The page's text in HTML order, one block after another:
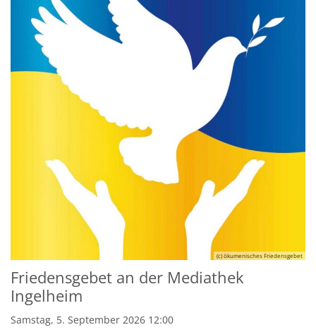
(c) ökumenisches Friedensgebet
Friedensgebet an der Mediathek
Ingelheim
Samstag, 5. September 2026 12:00